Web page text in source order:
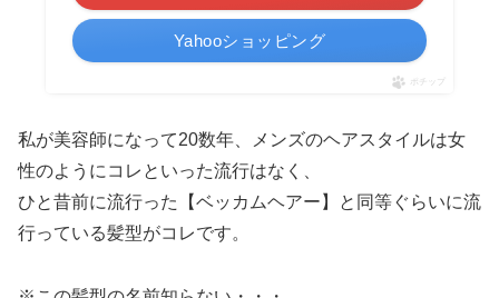
Yahooショッピング
ポチップ
私が美容師になって20数年、メンズのヘアスタイルは女
性のようにコレといった流行はなく、
ひと昔前に流行った【ベッカムヘアー】と同等ぐらいに流
行っている髪型がコレです。